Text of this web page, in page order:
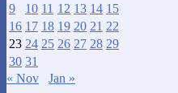
9
10 11 12 13 14 15
16 17 18 19 20 21 22
23 24 25 26 27 28 29
30 31
« Nov
Jan »